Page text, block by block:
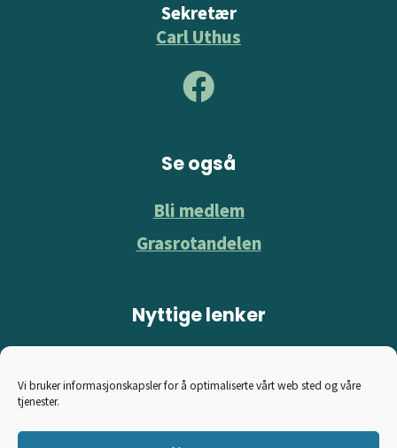
Vi bruker informasjonskapsler for å optimaliserte vårt web sted og våre
tjenester.
Sekretær
Carl Uthus
Se også
Bli medlem
Grasrotandelen
Nyttige lenker
Norske Elghundklubbers Forbund
Hitta älghund